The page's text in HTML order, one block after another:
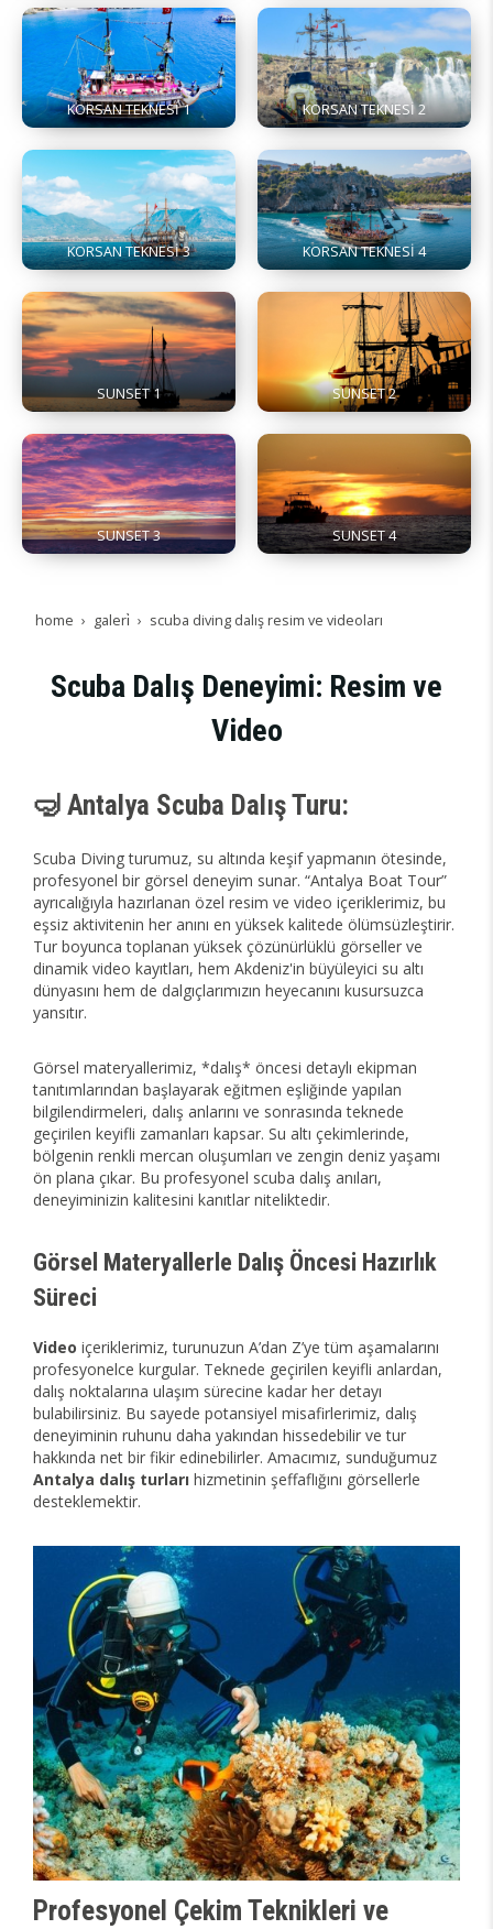
KORSAN TEKNESİ 1 KORSAN TEKNESİ 2
KORSAN TEKNESİ 3 KORSAN TEKNESİ 4
SUNSET 1 SUNSET 2
SUNSET 3 SUNSET 4
home galeri̇ scuba diving dalış resim ve videoları
Scuba Dalış Deneyimi: Resim ve
Video
🤿 Antalya Scuba Dalış Turu:
Scuba Diving turumuz, su altında keşif yapmanın ötesinde,
profesyonel bir görsel deneyim sunar. “Antalya Boat Tour”
ayrıcalığıyla hazırlanan özel resim ve video içeriklerimiz, bu
eşsiz aktivitenin her anını en yüksek kalitede ölümsüzleştirir.
Tur boyunca toplanan yüksek çözünürlüklü görseller ve
dinamik video kayıtları, hem Akdeniz'in büyüleyici su altı
dünyasını hem de dalgıçlarımızın heyecanını kusursuzca
yansıtır.
Görsel materyallerimiz, *dalış* öncesi detaylı ekipman
tanıtımlarından başlayarak eğitmen eşliğinde yapılan
bilgilendirmeleri, dalış anlarını ve sonrasında teknede
geçirilen keyifli zamanları kapsar. Su altı çekimlerinde,
bölgenin renkli mercan oluşumları ve zengin deniz yaşamı
ön plana çıkar. Bu profesyonel scuba dalış anıları,
deneyiminizin kalitesini kanıtlar niteliktedir.
Görsel Materyallerle Dalış Öncesi Hazırlık
Süreci
Video içeriklerimiz, turunuzun A’dan Z’ye tüm aşamalarını
profesyonelce kurgular. Teknede geçirilen keyifli anlardan,
dalış noktalarına ulaşım sürecine kadar her detayı
bulabilirsiniz. Bu sayede potansiyel misafirlerimiz, dalış
deneyiminin ruhunu daha yakından hissedebilir ve tur
hakkında net bir fikir edinebilirler. Amacımız, sunduğumuz
Antalya dalış turları hizmetinin şeffaflığını görsellerle
desteklemektir.
Profesyonel Çekim Teknikleri ve